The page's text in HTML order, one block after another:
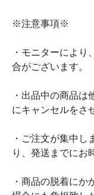
※注意事項※
・モニターによ
合がございます。
・出品中の商品は
にキャンセルをさ
・ご注文が集中し
り、発送までにお
・商品の脱着にか